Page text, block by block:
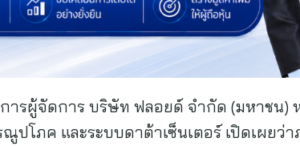
ารผู้จัดการ บริษัท ฟลอยด์ จำกัด (มหาชน)
ปโภค และระบบดาต้าเซ็นเตอร์ เปิดเผย